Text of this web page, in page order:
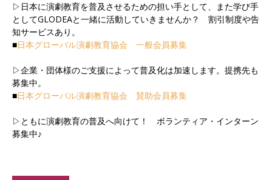
▷日本に演劇教育を普及させるための担い手として、また学び手
としてGLODEAと一緒に活動していきませんか？ 割引制度や告
知サービスあり。
■日本グローバル演劇教育協会 一般会員募集
▷企業・団体様のご支援によって普及化は加速します。提携先も
募集中。
■日本グローバル演劇教育協会 賛助会員募集
▷ともに演劇教育の普及へ向けて！ ボランティア・インターン
募集中♪